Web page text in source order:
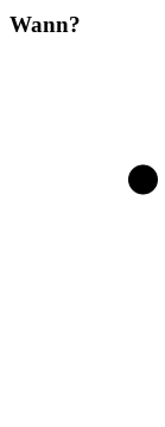
Wann?